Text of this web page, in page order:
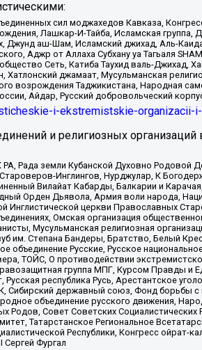
сил моджахедов Кавказа,
Лашкар-И-Тайба, Исламская
Джунд аш-Шам, Исламский джихад, Аль-
Аджр от Аллаха Субхану уа Тагьаля
Сеть, Катиба Таухид валь-Джихад,
Хатлонский джамаат, Мусульманская
возрождения Таджикистана, Народная
Айдар, Русский добровольческий
i-ekstremistskie-organizacii-i-
и религиозных
Рада земли Кубанской Духовно
Инглингов, Нурджулар, К
Вилайат Кабарды, Балкарии и
Орден Дьявола, Армия воли народа,
Инглистической церкви Православных
Омская организация
Мусульманская религиозная
им. Степана Бандеры, Братство, Белый
объединение Русские, Русское
ТОЙС, О противодействии
группа МПГ, Курсом Правды и
Русская республика Русь, Арестантское
Сибирский державный союз, Фонд борьбы
объединение русского движения,
Родов, Совет Советских
Татарстанское Региональное
Республики, Конгресс
Фургал